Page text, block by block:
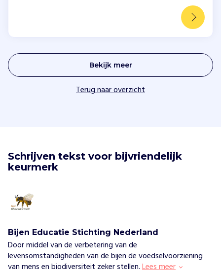
Bekijk meer
Terug naar overzicht
Schrijven tekst voor bijvriendelijk
keurmerk
Bijen Educatie Stichting Nederland
Door middel van de verbetering van de
levensomstandigheden van de bijen de voedselvoorziening
van mens en biodiversiteit zeker stellen.Lees meer